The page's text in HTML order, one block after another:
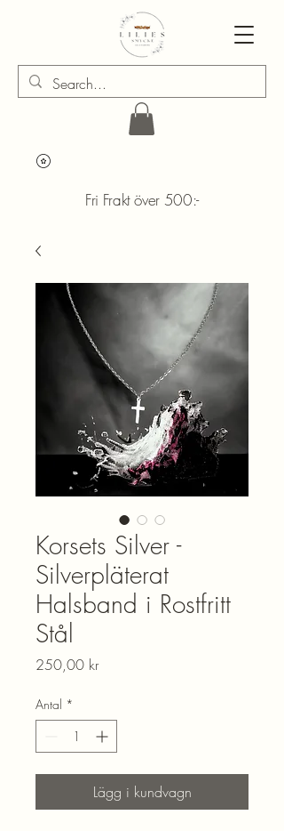
Fri Frakt över 500:-
Korsets Silver -
Silverpläterat
Halsband i Rostfritt
Stål
250,00 krPris
Antal *
Lägg i kundvagn